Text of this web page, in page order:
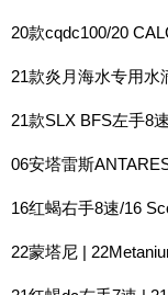
21款炎月海水专用水
21款SLX BFS左手8
06安塔雷斯
16红蝎右手8速/16